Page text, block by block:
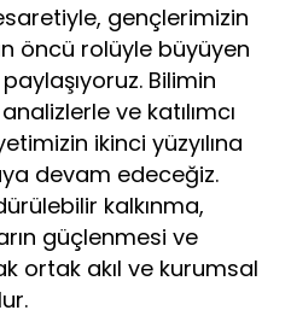
gençlerimizin
öncü rolüyle büyüyen
Bilimin
ve katılımcı
ikinci yüzyılına
devam edeceğiz.
kalkınma,
güçlenmesi ve
ortak akıl ve kurumsal